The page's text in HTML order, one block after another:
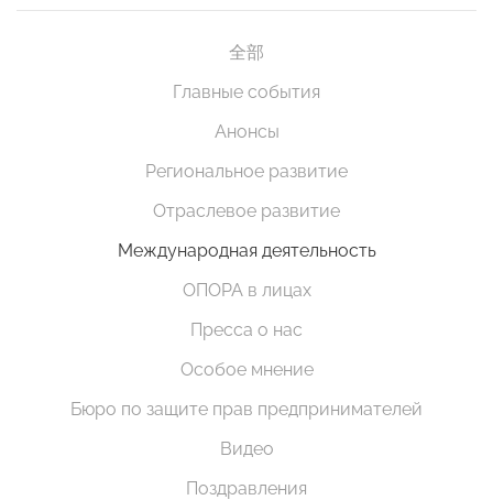
全部
Главные события
Анонсы
Региональное развитие
Отраслевое развитие
Международная деятельность
ОПОРА в лицах
Пресса о нас
Особое мнение
Бюро по защите прав предпринимателей
Видео
Поздравления